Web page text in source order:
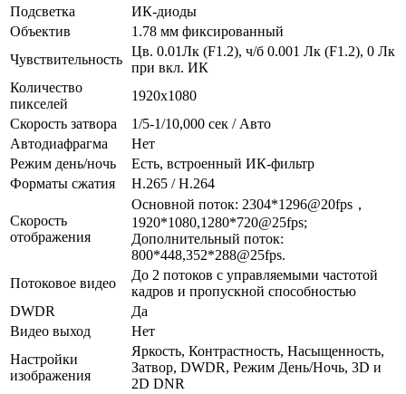
Подсветка
ИК-диоды
Объектив
1.78 мм фиксированный
Чувствительность
Цв. 0.01Лк (F1.2), ч/б 0.001 Лк (F1.2), 0 Лк
при вкл. ИК
Количество
пикселей
1920х1080
Скорость затвора
1/5-1/10,000 сек / Авто
Автодиафрагма
Нет
Режим день/ночь
Есть, встроенный ИК-фильтр
Форматы сжатия
H.265 / H.264
Скорость
отображения
Основной поток: 2304*1296@20fps，
1920*1080,1280*720@25fps;
Дополнительный поток:
800*448,352*288@25fps.
Потоковое видео
До 2 потоков с управляемыми частотой
кадров и пропускной способностью
DWDR
Да
Видео выход
Нет
Настройки
изображения
Яркость, Контрастность, Насыщенность,
Затвор, DWDR, Режим День/Ночь, 3D и
2D DNR